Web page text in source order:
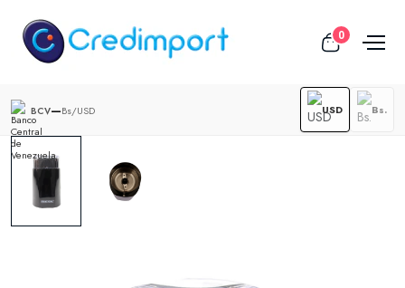
0
BCV—Bs/USD USD Bs.